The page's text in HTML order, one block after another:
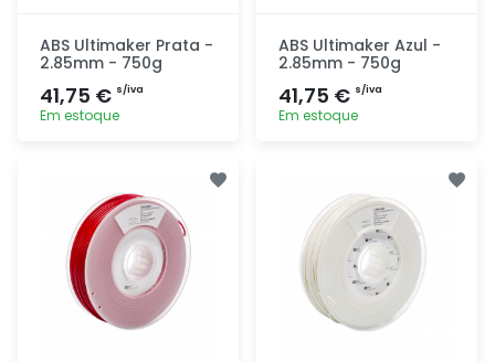
ABS Ultimaker Prata -
2.85mm - 750g
41,75 € s/iva
Em estoque
ABS Ultimaker Azul -
2.85mm - 750g
41,75 € s/iva
Em estoque